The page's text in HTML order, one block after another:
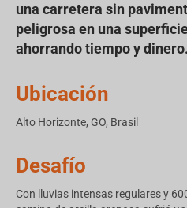
una carretera sin
peligrosa en una
ahorrando tiempo y dinero.
Ubicación
Alto Horizonte, GO, Brasil
Desafío
Con lluvias intensas regulares y